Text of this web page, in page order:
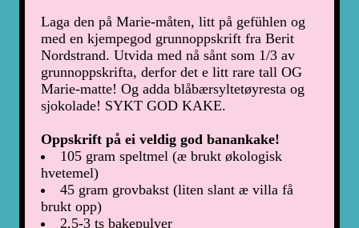
Laga den på Marie-måten, litt på gefühlen og
med en kjempegod grunnoppskrift fra Berit
Nordstrand. Utvida med nå sånt som 1/3 av
grunnoppskrifta, derfor det e litt rare tall OG
Marie-matte! Og adda blåbærsyltetøyresta og
sjokolade! SYKT GOD KAKE.
Oppskrift på ei veldig god banankake!
105 gram speltmel (æ brukt økologisk
hvetemel)
45 gram grovbakst (liten slant æ villa få
brukt opp)
2,5-3 ts bakepulver